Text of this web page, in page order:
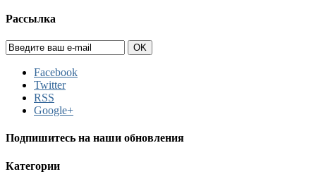
Рассылка
OK
Facebook
Twitter
RSS
Google+
Подпишитесь на наши обновления
Категории